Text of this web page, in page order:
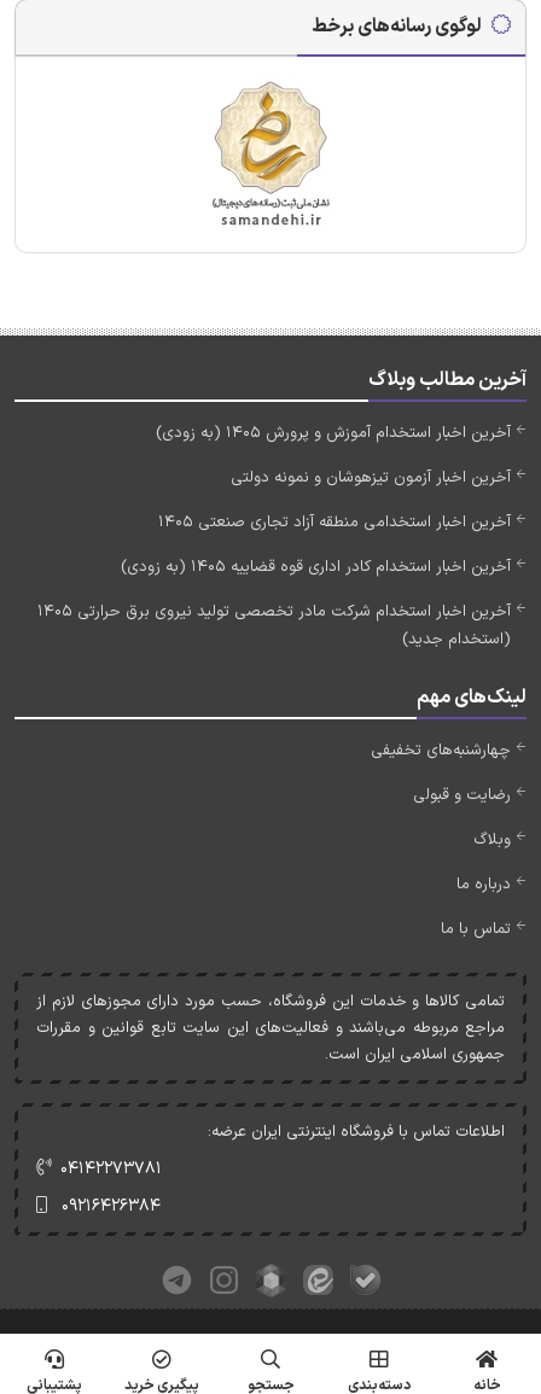
لوگوی رسانه‌های برخط
آخرین مطالب وبلاگ
آخرین اخبار استخدام آموزش و پرورش 1405 (به زودی)
آخرین اخبار آزمون تیزهوشان و نمونه دولتی
آخرین اخبار استخدامی منطقه آزاد تجاری صنعتی 1405
آخرین اخبار استخدام کادر اداری قوه قضاییه 1405 (به زودی)
آخرین اخبار استخدام شرکت مادر تخصصی تولید نیروی برق حرارتی 1405
(استخدام جدید)
لینک‌های مهم
چهارشنبه‌های تخفیفی
رضایت و قبولی
وبلاگ
درباره ما
تماس با ما
تمامی کالاها و خدمات اين فروشگاه، حسب مورد دارای مجوزهای لازم از
مراجع مربوطه می‌باشند و فعاليت‌های اين سايت تابع قوانين و مقررات
جمهوری اسلامی ايران است.
اطلاعات تماس با فروشگاه اینترنتی ایران عرضه:
۰۴۱۴۲۲۷۳۷۸۱
۰۹۲۱۶۴۲۶۳۸۴
کلیه حقوق این وبسایت متعلق به ایران عرضه می‌باشد.
© Copyrights - IranArze.ir - 1405
خانه دسته‌بندی جستجو پیگیری خرید پشتیبانی